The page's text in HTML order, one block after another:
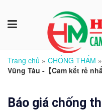
Trang chủ » CHỐNG THẤM »
Vũng Tàu -【Cam kết rẻ
Báo giá chống